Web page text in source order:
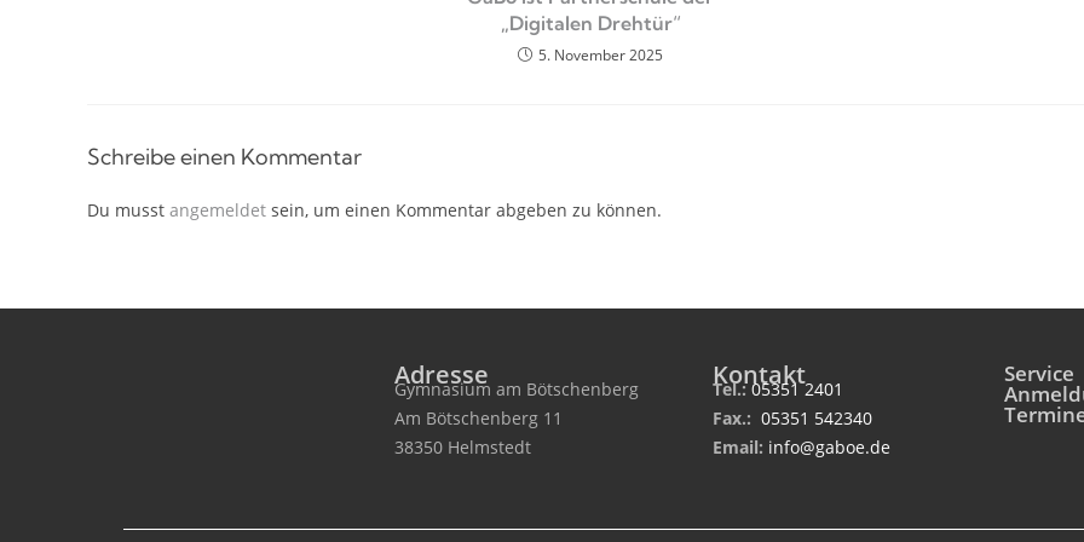
„Digitalen Drehtür“
5. November 2025
Schreibe einen Kommentar
Du musst angemeldet sein, um einen Kommentar abgeben zu können.
Adresse
Gymnasium am Bötschenberg
Am Bötschenberg 11
38350 Helmstedt
Kontakt
Tel.:05351 2401
Fax.: 05351 542340
Email: info@gaboe.de
Service